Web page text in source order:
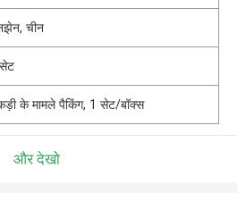
चीन
के मामले पैकिंग, 1 सेट/बॉक्स
और देखो